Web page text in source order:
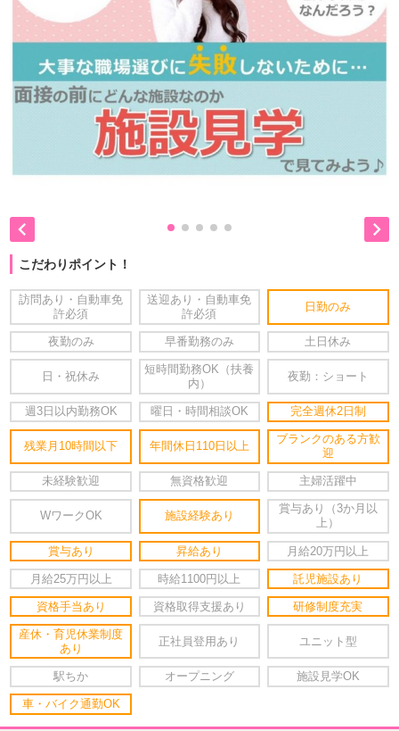
 
こだわりポイント！
訪問あり・自動車免
許必須
送迎あり・自動車免
許必須
日勤のみ
夜勤のみ 早番勤務のみ 土日休み
日・祝休み
短時間勤務OK（扶養
内）
夜勤：ショート
週3日以内勤務OK 曜日・時間相談OK 完全週休2日制
残業月10時間以下 年間休日110日以上
ブランクのある方歓
迎
未経験歓迎 無資格歓迎 主婦活躍中
WワークOK 施設経験あり
賞与あり（3か月以
上）
賞与あり 昇給あり 月給20万円以上
月給25万円以上 時給1100円以上 託児施設あり
資格手当あり 資格取得支援あり 研修制度充実
産休・育児休業制度
あり
正社員登用あり ユニット型
駅ちか オープニング 施設見学OK
車・バイク通勤OK